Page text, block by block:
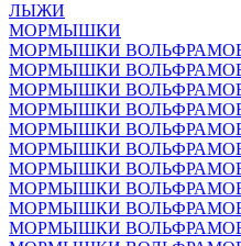
ЛЫЖИ
МОРМЫШКИ
МОРМЫШКИ
МОРМЫШКИ
МОРМЫШКИ
МОРМЫШКИ
МОРМЫШКИ
МОРМЫШКИ
МОРМЫШКИ
МОРМЫШКИ
МОРМЫШКИ
МОРМЫШКИ